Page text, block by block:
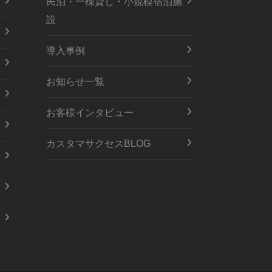
設
導入事例
お知らせ一覧
お客様インタビュー
カスタマサクセスBLOG